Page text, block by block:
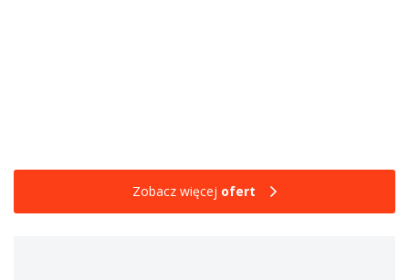
Zobacz więcej ofert